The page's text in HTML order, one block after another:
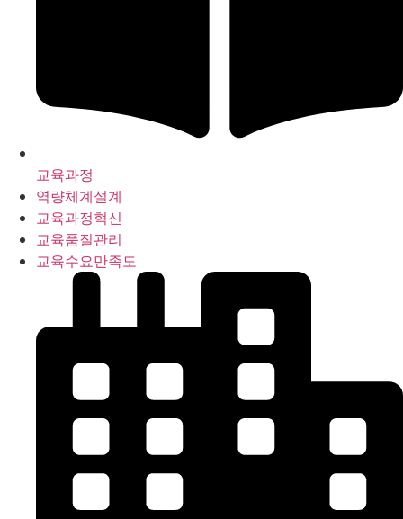
교육과정
역량체계설계
교육과정혁신
교육품질관리
교육수요만족도